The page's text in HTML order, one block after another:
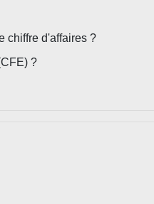
chiffre d'affaires ?
?